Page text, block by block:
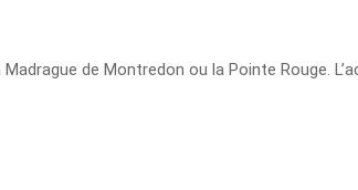
de Montredon ou la Pointe Rouge.